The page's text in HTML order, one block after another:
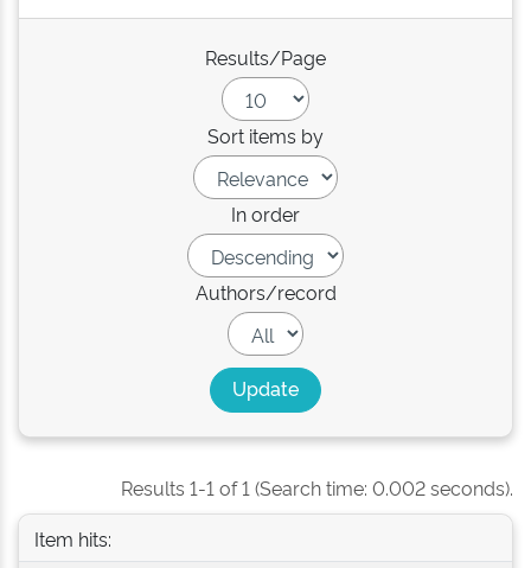
Results/Page
Sort items by
In order
Authors/record
Results 1-1 of 1 (Search time: 0.002 seconds).
Item hits: